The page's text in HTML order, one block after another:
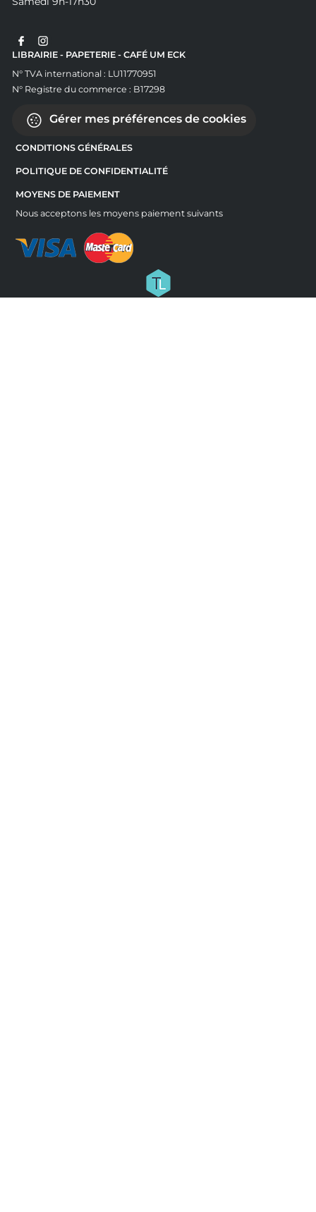
LIBRAIRIE - PAPETERIE - CAFÉ UM ECK
N° TVA international : LU11770951
N° Registre du commerce : B17298
Gérer mes préférences de cookies
CONDITIONS GÉNÉRALES
POLITIQUE DE CONFIDENTIALITÉ
MOYENS DE PAIEMENT
Nous acceptons les moyens paiement suivants